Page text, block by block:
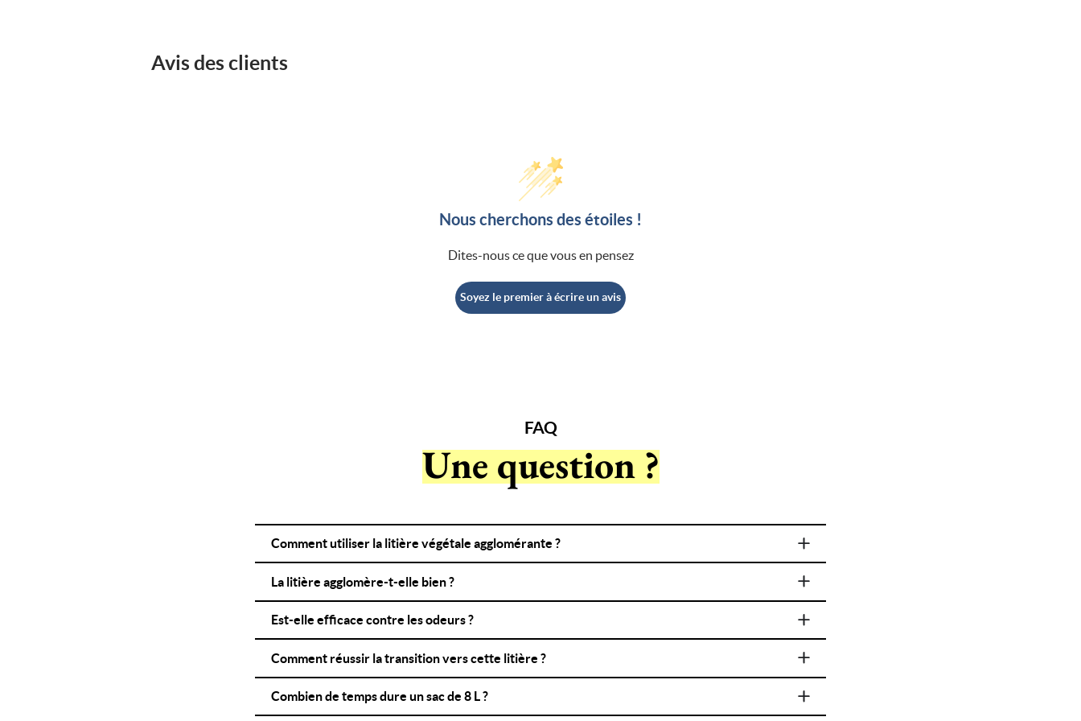
Avis des clients
Nous cherchons des étoiles !
Dites-nous ce que vous en pensez
Soyez le premier à écrire un avis
FAQ
Une question ?
Comment utiliser la litière végétale agglomérante ?
La litière agglomère-t-elle bien ?
Est-elle efficace contre les odeurs ?
Comment réussir la transition vers cette litière ?
Combien de temps dure un sac de 8 L ?